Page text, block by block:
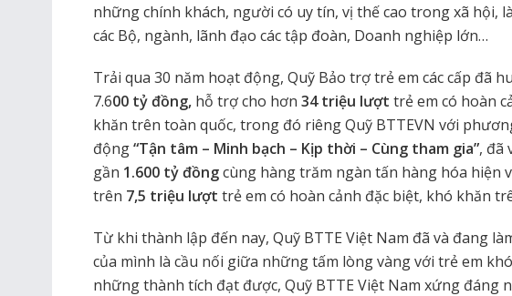
những chính khách, người có uy tín, vị thế cao trong xã hội,
các Bộ, ngành, lãnh đạo các tập đoàn, Doanh nghiệp lớn…
Trải qua 30 năm hoạt động, Quỹ Bảo trợ trẻ em các cấp đã
7.600 tỷ đồng, hỗ trợ cho hơn 34 triệu lượt trẻ em có hoàn
khăn trên toàn quốc, trong đó riêng Quỹ BTTEVN với
động“Tận tâm – Minh bạch – Kịp thời – Cùng tham gia”, đã
gần 1.600 tỷ đồngcùng hàng trăm ngàn tấn hàng hóa hiện
trên 7,5 triệu lượt trẻ em có hoàn cảnh đặc biệt, khó khăn
Từ khi thành lập đến nay, Quỹ BTTE Việt Nam đã và đang
của mình là cầu nối giữa những tấm lòng vàng với trẻ em
những thành tích đạt được, Quỹ BTTE Việt Nam xứng đáng